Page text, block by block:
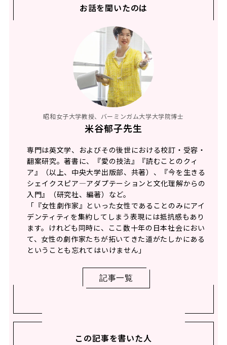
お話を聞いたのは
昭和女子大学教授、バーミンガム大学大学院博士
米谷郁子先生
専門は英文学、およびその後世における校訂・受容・
翻案研究。著書に、『愛の技法』『読むことのクィ
ア』（以上、中央大学出版部、共著）、『今を生きる
シェイクスピア―アダプテーションと文化理解からの
入門』（研究社、編著）など。
「『女性劇作家』といった女性であることのみにアイ
デンティティを集約してしまう表現には抵抗感もあり
ます。けれども同時に、ここ数十年の日本社会におい
て、女性の劇作家たちが拓いてきた道がたしかにある
ということも忘れてはいけません」
記事一覧
この記事を書いた人